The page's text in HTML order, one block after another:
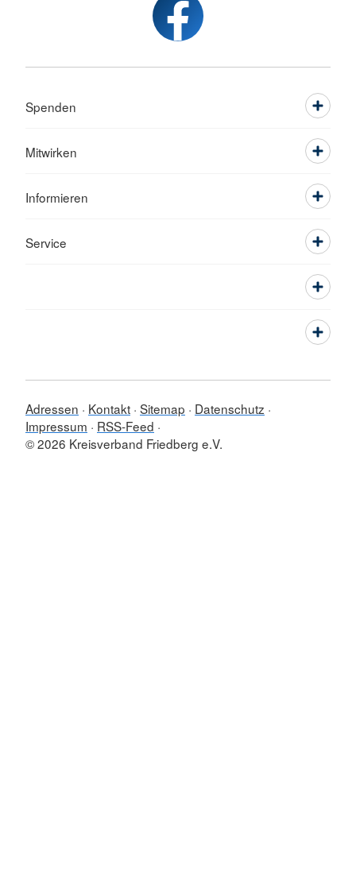
Spenden
Mitwirken
Informieren
Service
Adressen Kontakt Sitemap
Datenschutz
Impressum
RSS-Feed
© 2026 Kreisverband Friedberg e.V.